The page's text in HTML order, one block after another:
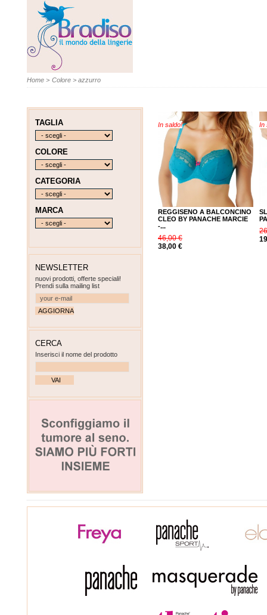
Home > Colore > azzurro
In saldo!
REGGISENO A BALCONCINO
CLEO BY PANACHE MARCIE
-...
46,00 €
38,00 €
In
TAGLIA
COLORE
CATEGORIA
MARCA
NEWSLETTER
nuovi prodotti, offerte speciali!
Prendi sulla mailing list
CERCA
Inserisci il nome del prodotto